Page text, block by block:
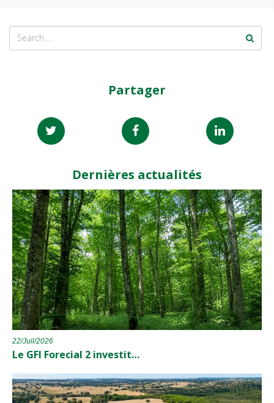
Partager
Dernières actualités
22/Juil/2026
Le GFI Forecial 2 investit…